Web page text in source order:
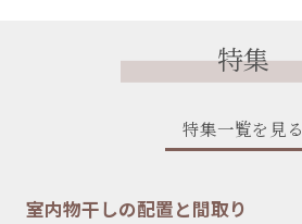
特集
特集一覧を見る
室内物干しの配置と間取り